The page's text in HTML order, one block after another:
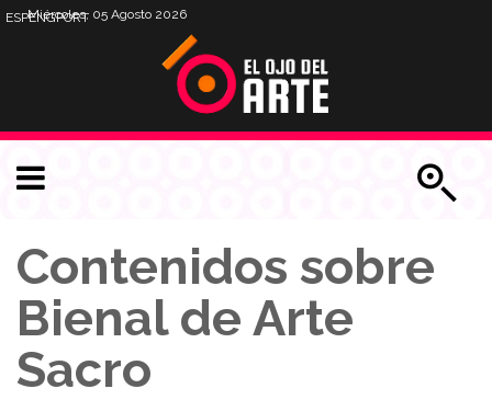
Miércoles, 05 Agosto 2026
ESPENGPORT
Contenidos sobre
Bienal de Arte
Sacro